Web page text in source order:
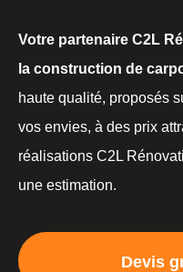
Votre partenaire C2L
la construction de
haute qualité, proposés
vos envies, à des prix
réalisations C2L
une estimation.
Devis